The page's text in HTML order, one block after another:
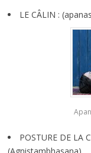
LE CÂLIN :
POSTURE DE LA